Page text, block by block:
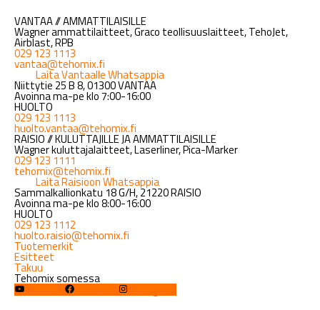
VANTAA // AMMATTILAISILLE
Wagner ammattilaitteet, Graco teollisuuslaitteet, TehoJet,
Airblast, RPB
029 123 1113
vantaa@tehomix.fi
Laita Vantaalle Whatsappia
Niittytie 25 B 8, 01300 VANTAA
Avoinna ma-pe klo 7:00-16:00
HUOLTO
029 123 1113
huolto.vantaa@tehomix.fi
RAISIO // KULUTTAJILLE JA AMMATTILAISILLE
Wagner kuluttajalaitteet, Laserliner, Pica-Marker
029 123 1111
tehomix@tehomix.fi
Laita Raisioon Whatsappia
Sammalkallionkatu 18 G/H, 21220 RAISIO
Avoinna ma-pe klo 8:00-16:00
HUOLTO
029 123 1112
huolto.raisio@tehomix.fi
Tuotemerkit
Esitteet
Takuu
Tehomix somessa